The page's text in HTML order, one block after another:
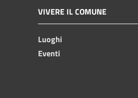
VIVERE IL COMUNE
Luoghi
Eventi